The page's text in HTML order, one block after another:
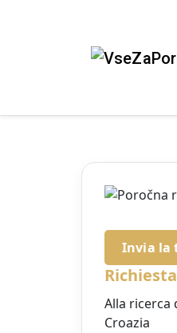
fornitori di
Invia la
Alla
Croazia